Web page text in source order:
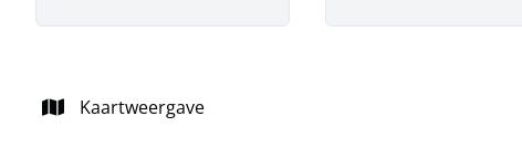
Kaartweergave